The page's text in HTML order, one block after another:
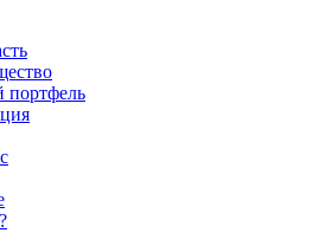
портфель